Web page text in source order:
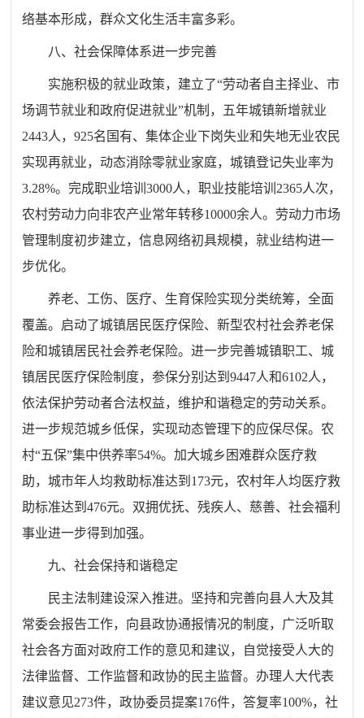
络基本形成，群众文化生活丰富多彩。
八、社会保障体系进一步完善
实施积极的就业政策，建立了“劳动者自主择业、市
场调节就业和政府促进就业”机制，五年城镇新增就业
2443人，925名国有、集体企业下岗失业和失地无业农民
实现再就业，动态消除零就业家庭，城镇登记失业率为
3.28%。完成职业培训3000人，职业技能培训2365人次，
农村劳动力向非农产业常年转移10000余人。劳动力市场
管理制度初步建立，信息网络初具规模，就业结构进一
步优化。
养老、工伤、医疗、生育保险实现分类统筹，全面
覆盖。启动了城镇居民医疗保险、新型农村社会养老保
险和城镇居民社会养老保险。进一步完善城镇职工、城
镇居民医疗保险制度，参保分别达到9447人和6102人，
依法保护劳动者合法权益，维护和谐稳定的劳动关系。
进一步规范城乡低保，实现动态管理下的应保尽保。农
村“五保”集中供养率54%。加大城乡困难群众医疗救
助，城市年人均救助标准达到173元，农村年人均医疗救
助标准达到476元。双拥优抚、残疾人、慈善、社会福利
事业进一步得到加强。
九、社会保持和谐稳定
民主法制建设深入推进。坚持和完善向县人大及其
常委会报告工作，向县政协通报情况的制度，广泛听取
社会各方面对政府工作的意见和建议，自觉接受人大的
法律监督、工作监督和政协的民主监督。办理人大代表
建议意见273件，政协委员提案176件，答复率100%，社